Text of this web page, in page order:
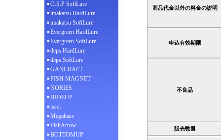
O.S.P SoftLure
imakatsu HardLure
imakatsu SoftLure
Evergreen HardLure
Evergreen SoftLure
deps HardLure
deps SoftLure
GANCRAFT
FISH MAGNET
NORIES
HIDEUP
issei
Megabass
FishArrow
BOTTOMUP
商品代金以外の料金の説明
申込有効期限
不良品
販売数量